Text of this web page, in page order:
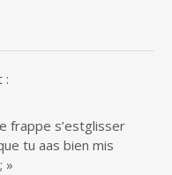
:
frappe s’estglisser
tu aas bien mis
»